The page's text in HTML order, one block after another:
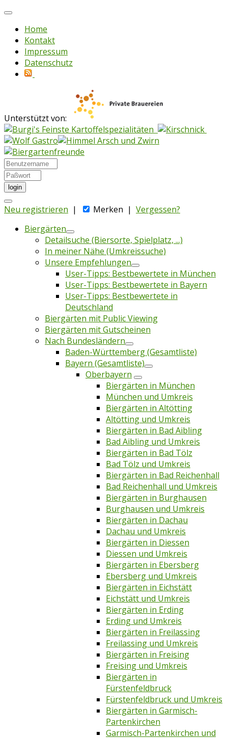
Home
Kontakt
Impressum
Datenschutz
Unterstützt von:
login
Neu registrieren | Merken | Vergessen?
Biergärten
Detailsuche (Biersorte, Spielplatz, ...)
In meiner Nähe (Umkreissuche)
Unsere Empfehlungen
User-Tipps: Bestbewertete in München
User-Tipps: Bestbewertete in Bayern
User-Tipps: Bestbewertete in
Deutschland
Biergärten mit Public Viewing
Biergärten mit Gutscheinen
Nach Bundesländern
Baden-Württemberg (Gesamtliste)
Bayern (Gesamtliste)
Oberbayern
Biergärten in München
München und Umkreis
Biergärten in Altötting
Altötting und Umkreis
Biergärten in Bad Aibling
Bad Aibling und Umkreis
Biergärten in Bad Tölz
Bad Tölz und Umkreis
Biergärten in Bad Reichenhall
Bad Reichenhall und Umkreis
Biergärten in Burghausen
Burghausen und Umkreis
Biergärten in Dachau
Dachau und Umkreis
Biergärten in Diessen
Diessen und Umkreis
Biergärten in Ebersberg
Ebersberg und Umkreis
Biergärten in Eichstätt
Eichstätt und Umkreis
Biergärten in Erding
Erding und Umkreis
Biergärten in Freilassing
Freilassing und Umkreis
Biergärten in Freising
Freising und Umkreis
Biergärten in
Fürstenfeldbruck
Fürstenfeldbruck und Umkreis
Biergärten in Garmisch-
Partenkirchen
Garmisch-Partenkirchen und